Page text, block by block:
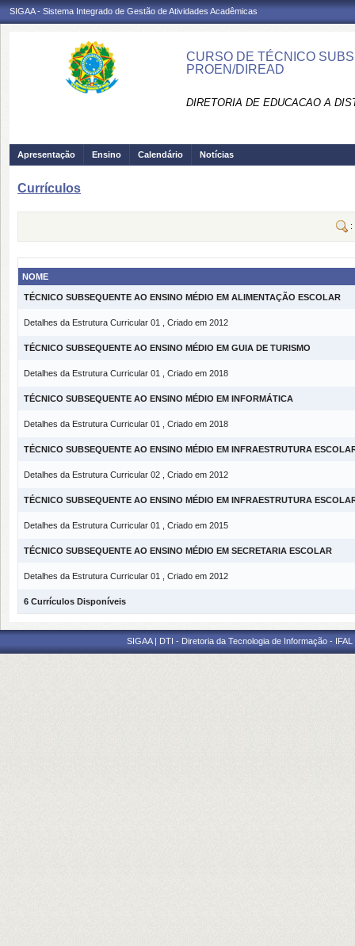
SIGAA - Sistema Integrado de Gestão de Atividades Acadêmicas
CURSO DE TÉCNICO
PROEN/DIREAD
DIRETORIA DE EDUCACAO A
Apresentação Ensino Calendário Notícias
Currículos
:
NOME
TÉCNICO SUBSEQUENTE AO ENSINO MÉDIO EM ALIMENTAÇÃO ESCOLAR
Detalhes da Estrutura Curricular 01 , Criado em 2012
TÉCNICO SUBSEQUENTE AO ENSINO MÉDIO EM GUIA DE TURISMO
Detalhes da Estrutura Curricular 01 , Criado em 2018
TÉCNICO SUBSEQUENTE AO ENSINO MÉDIO EM INFORMÁTICA
Detalhes da Estrutura Curricular 01 , Criado em 2018
TÉCNICO SUBSEQUENTE AO ENSINO MÉDIO EM INFRAESTRUTURA
Detalhes da Estrutura Curricular 02 , Criado em 2012
TÉCNICO SUBSEQUENTE AO ENSINO MÉDIO EM INFRAESTRUTURA
Detalhes da Estrutura Curricular 01 , Criado em 2015
TÉCNICO SUBSEQUENTE AO ENSINO MÉDIO EM SECRETARIA ESCOLAR
Detalhes da Estrutura Curricular 01 , Criado em 2012
6 Currículos Disponíveis
SIGAA | DTI - Diretoria da Tecnologia de Informação -